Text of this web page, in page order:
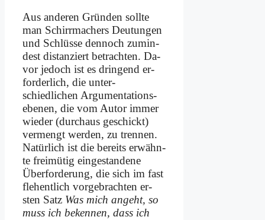
Aus an­de­ren Grün­den soll­te
man Schirr­ma­chers Deu­tun­gen
und Schlüs­se den­noch zu­min­
dest di­stan­ziert be­trach­ten. Da­
vor je­doch ist es drin­gend er­
for­der­lich, die unter­
schiedlichen Ar­gu­men­ta­ti­ons­
ebe­nen, die vom Au­tor im­mer
wie­der (durch­aus ge­schickt)
ver­mengt wer­den, zu tren­nen.
Na­tür­lich ist die be­reits er­wähn­
te frei­mü­tig ein­ge­stan­de­ne
Über­for­de­rung, die sich im fast
fle­hent­lich vor­ge­brach­ten er­
sten Satz Was mich an­geht, so
muss ich be­ken­nen, dass ich